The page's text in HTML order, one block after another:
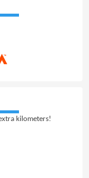
kilometers!